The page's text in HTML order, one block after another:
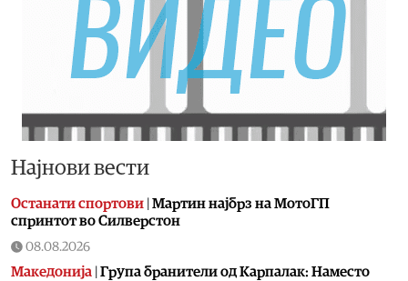
Најнови вести
Останати спортови Мартин најбрз на МотоГП
спринтот во Силверстон
08.08.2026
Македонија Група бранители од Карпалак: Наместо